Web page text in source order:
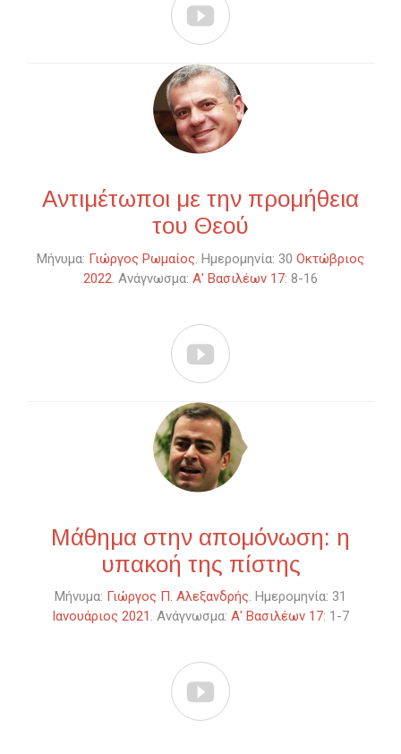

Αντιμέτωποι με την προμήθεια
του Θεού
Μήνυμα: Γιώργος Ρωμαίος. Ημερομηνία: 30 Οκτώβριος
2022. Ανάγνωσμα: Α' Βασιλέων 17: 8-16

Μάθημα στην απομόνωση: η
υπακοή της πίστης
Μήνυμα: Γιώργος Π. Αλεξανδρής. Ημερομηνία: 31
Ιανουάριος 2021 . Ανάγνωσμα: Α' Βασιλέων 17: 1-7
